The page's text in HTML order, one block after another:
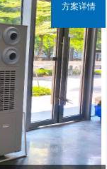
方案详情